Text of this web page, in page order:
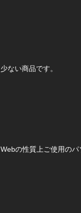
ない商品です。
の性質上ご使用のパ